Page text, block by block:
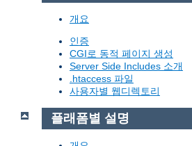
개요
인증
CGI로 동적 페이지 생성
Server Side Includes 소개
.htaccess 파일
사용자별 웹디렉토리
플래폼별 설명